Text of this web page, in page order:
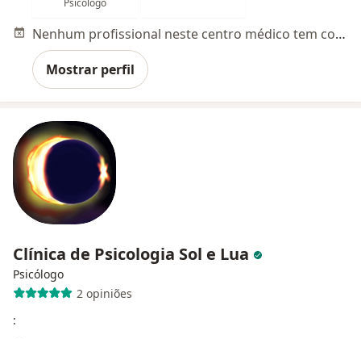
Psicólogo
Nenhum profissional neste centro médico tem consultas disponíveis
Mostrar perfil
Clínica de Psicologia Sol e Lua
Psicólogo
2 opiniões
: